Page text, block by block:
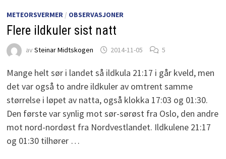
METEORSVERMER/ OBSERVASJONER
Flere ildkuler sist natt
av Steinar Midtskogen 2014-11-05 5
Mange helt sør i landet så ildkula 21:17 i går kveld, men
det var også to andre ildkuler av omtrent samme
størrelse i løpet av natta, også klokka 17:03 og 01:30.
Den første var synlig mot sør-sørøst fra Oslo, den andre
mot nord-nordøst fra Nordvestlandet. Ildkulene 21:17
og 01:30 tilhører …